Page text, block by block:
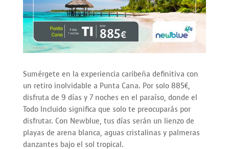
Sumérgete en la experiencia caribeña definitiva con
un retiro inolvidable a Punta Cana. Por solo 885€,
disfruta de 9 días y 7 noches en el paraíso, donde el
Todo Incluido significa que solo te preocuparás por
disfrutar. Con Newblue, tus días serán un lienzo de
playas de arena blanca, aguas cristalinas y palmeras
danzantes bajo el sol tropical.